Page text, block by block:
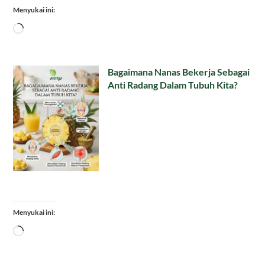
Menyukai ini:
Memuat...
Bagaimana Nanas Bekerja Sebagai
Anti Radang Dalam Tubuh Kita?
Menyukai ini:
Memuat...